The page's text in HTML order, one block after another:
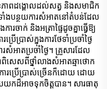
ាពដង្គោលដល់សត្វ និងសមាជិក
ាំងបន្ថយការសំអាតនៅតំបន់ដែល
ចាក់ និងអត្រាផ្ទៃដូចគ្នាធ្វើឱ្យ
ើប្រាស់ក្នុងការថែទាំប្រចាំថ្ងៃ
អាតប្រចាំថ្ងៃ។ គ្រួសារដែល
ពិសេសពីថ្នាំលាងសំអាតឆ្មាថោក
ារប្រើប្រាស់ច្រើនក៏ដោយ ដោយ
យកដ៏អាចទុកចិត្តបាន។ សារធាតុ